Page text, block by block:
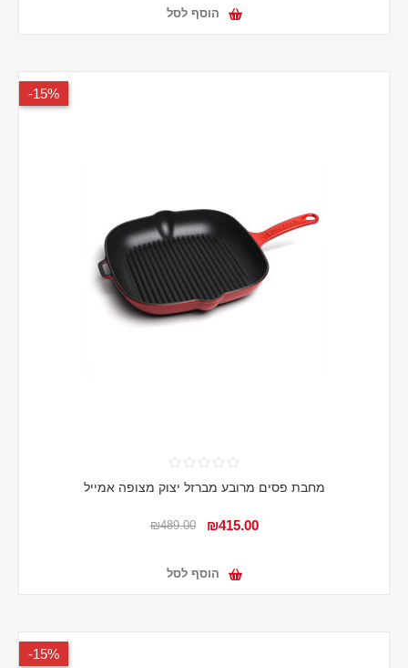
הוסף לסל
15%-
מחבת פסים מרובע מברזל יצוק מצופה אמייל
₪415.00
₪489.00
הוסף לסל
15%-